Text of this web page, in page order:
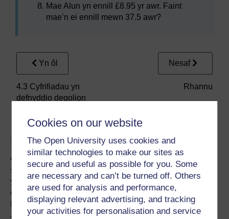
Cookies on our website
The Open University uses cookies and
similar technologies to make our sites as
secure and useful as possible for you. Some
are necessary and can’t be turned off. Others
are used for analysis and performance,
displaying relevant advertising, and tracking
your activities for personalisation and service
Mae Alun yn ennill £8.95 yr awr. Faint
mae’n ei ennill mewn 37.5 awr?
Yn ôl
4.3 Cyfrifiadau yn
defnyddio degolion
Nesaf
Rhannu
Ewch â’ch dysgu ymhellach
Gall gwneud y penderfyniad i astudio fod yn gam mawr,
sydd yn rheswm pam eich bod angen Prifysgol y gallwch
ymddiried ynddi. Rydym wedi arloesi dysgu o bell ers
dros 50 o flynyddoedd, gan ddod â phrifysgol i chi lle
bynnag yr ydych fel eich bod yn gallu ffitio astudiaeth o
amgylch eich bywyd. Cymerwch gipolwgar holl